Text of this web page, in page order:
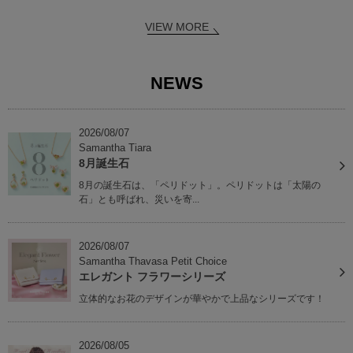
VIEW MORE
NEWS
2026/08/07
Samantha Tiara
8月誕生石
8月の誕生石は、「ペリドット」。ペリドットは「太陽の
石」とも呼ばれ、災いを寄...
2026/08/07
Samantha Thavasa Petit Choice
エレガント フラワーシリーズ
立体的なお花のデザインが華やかで上品なシリーズです！
2026/08/05